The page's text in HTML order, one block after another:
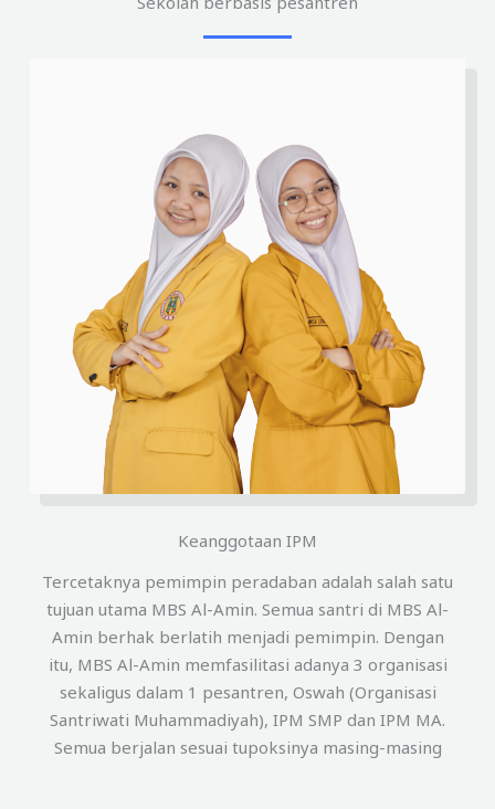
Keanggotaan IPM
Tercetaknya pemimpin peradaban adalah salah satu
tujuan utama MBS Al-Amin. Semua santri di MBS Al-
Amin berhak berlatih menjadi pemimpin. Dengan
itu, MBS Al-Amin memfasilitasi adanya 3 organisasi
sekaligus dalam 1 pesantren, Oswah (Organisasi
Santriwati Muhammadiyah), IPM SMP dan IPM MA.
Semua berjalan sesuai tupoksinya masing-masing